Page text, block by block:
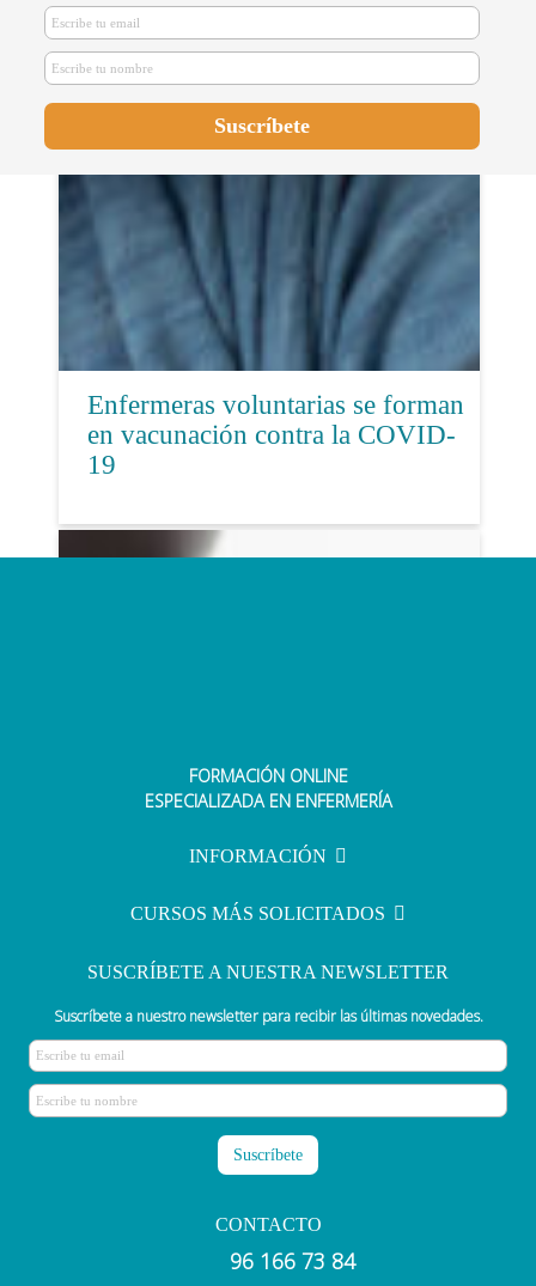
El Ministerio de Universidades
aborda un incremento de plazas
para el Grado de Enfermería
Enfermeras voluntarias se forman
en vacunación contra la COVID-
19
Conoce las fechas de las próximas
FORMACIÓN ONLINE
ESPECIALIZADA EN ENFERMERÍA
INFORMACIÓN
CURSOS MÁS SOLICITADOS
SUSCRÍBETE A NUESTRA NEWSLETTER
Suscríbete a nuestro newsletter para recibir las últimas novedades.
CONTACTO
96 166 73 84